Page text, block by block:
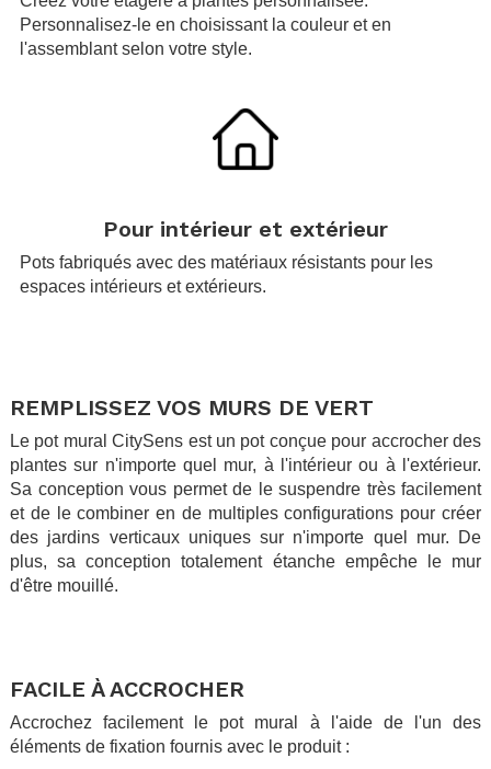
Personnalisez-le en choisissant la couleur et en
l'assemblant selon votre style.
Pour intérieur et extérieur
Pots fabriqués avec des matériaux résistants pour les
espaces intérieurs et extérieurs.
REMPLISSEZ VOS MURS DE VERT
Le pot mural CitySens est un pot conçue pour accrocher des
plantes sur n'importe quel mur, à l'intérieur ou à l'extérieur.
Sa conception vous permet de le suspendre très facilement
et de le combiner en de multiples configurations pour créer
des jardins verticaux uniques sur n'importe quel mur. De
plus, sa conception totalement étanche empêche le mur
d'être mouillé.
FACILE À ACCROCHER
Accrochez facilement le pot mural à l'aide de l'un des
éléments de fixation fournis avec le produit :